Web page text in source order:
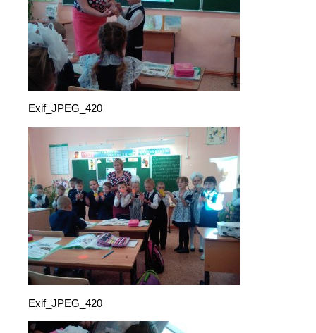
Exif_JPEG_420
Exif_JPEG_420